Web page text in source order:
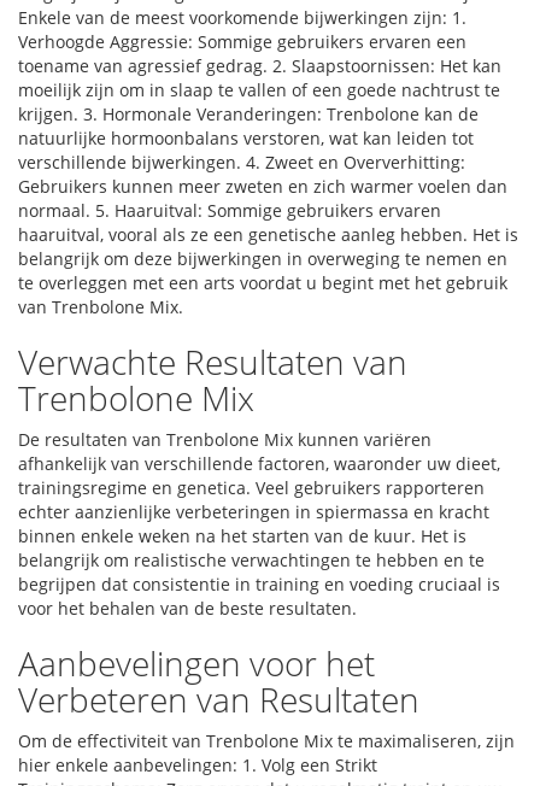
Enkele van de meest voorkomende bijwerkingen zijn: 1.
Verhoogde Aggressie: Sommige gebruikers ervaren een
toename van agressief gedrag. 2. Slaapstoornissen: Het kan
moeilijk zijn om in slaap te vallen of een goede nachtrust te
krijgen. 3. Hormonale Veranderingen: Trenbolone kan de
natuurlijke hormoonbalans verstoren, wat kan leiden tot
verschillende bijwerkingen. 4. Zweet en Oververhitting:
Gebruikers kunnen meer zweten en zich warmer voelen dan
normaal. 5. Haaruitval: Sommige gebruikers ervaren
haaruitval, vooral als ze een genetische aanleg hebben. Het is
belangrijk om deze bijwerkingen in overweging te nemen en
te overleggen met een arts voordat u begint met het gebruik
van Trenbolone Mix.
Verwachte Resultaten van
Trenbolone Mix
De resultaten van Trenbolone Mix kunnen variëren
afhankelijk van verschillende factoren, waaronder uw dieet,
trainingsregime en genetica. Veel gebruikers rapporteren
echter aanzienlijke verbeteringen in spiermassa en kracht
binnen enkele weken na het starten van de kuur. Het is
belangrijk om realistische verwachtingen te hebben en te
begrijpen dat consistentie in training en voeding cruciaal is
voor het behalen van de beste resultaten.
Aanbevelingen voor het
Verbeteren van Resultaten
Om de effectiviteit van Trenbolone Mix te maximaliseren, zijn
hier enkele aanbevelingen: 1. Volg een Strikt